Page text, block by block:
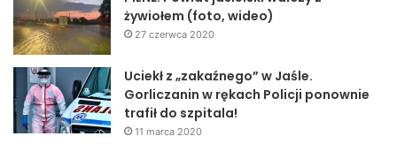
żywiołem (foto, wideo)
27 czerwca 2020
Uciekł z „zakaźnego” w Jaśle.
Gorliczanin w rękach Policji ponownie
trafił do szpitala!
11 marca 2020